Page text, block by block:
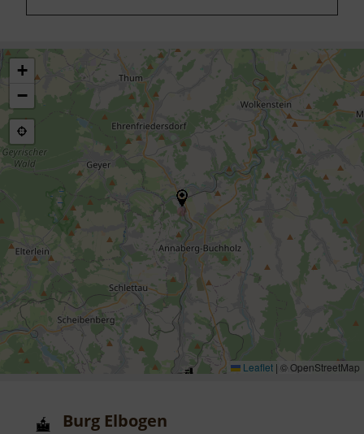
+
−
Leaflet | © OpenStreetMap
Burg Elbogen